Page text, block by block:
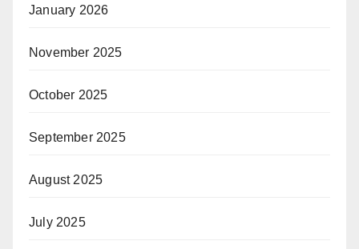
January 2026
November 2025
October 2025
September 2025
August 2025
July 2025